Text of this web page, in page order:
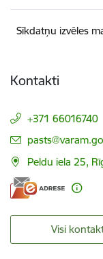
Sīkdatņu izvēles
Kontakti
+371 66016740
E-pasts:
Peldu iela 25,
Visi